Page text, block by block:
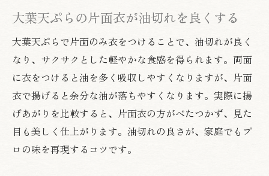
大葉天ぷらの片面衣が油切れを良くする
大葉天ぷらで片面のみ衣をつけることで、油切れが良く
なり、サクサクとした軽やかな食感を得られます。両面
に衣をつけると油を多く吸収しやすくなりますが、片面
衣で揚げると余分な油が落ちやすくなります。実際に揚
げあがりを比較すると、片面衣の方がべたつかず、見た
目も美しく仕上がります。油切れの良さが、家庭でもプ
ロの味を再現するコツです。